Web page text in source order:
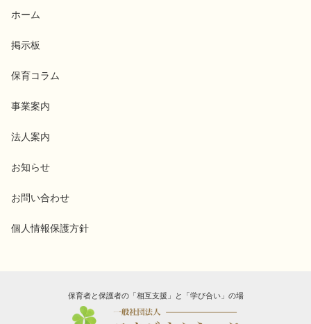
保育者と保護者の「相互支援」と「学び合い」の場
ホーム
掲示板
保育コラム
事業案内
法人案内
お知らせ
お問い合わせ
個人情報保護方針